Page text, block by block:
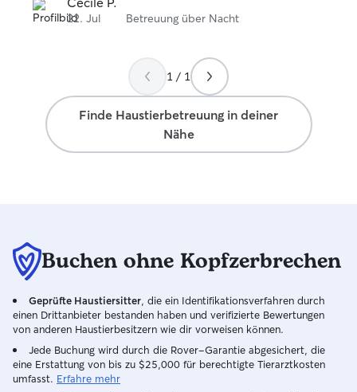
22. Jul Betreuung über Nacht
1 / 1
Finde Haustierbetreuung in deiner
Nähe
Buchen ohne Kopfzerbrechen
Geprüfte Haustiersitter , die ein Identifikationsverfahren durch
einen Drittanbieter bestanden haben und verifizierte Bewertungen
von anderen Haustierbesitzern wie dir vorweisen können.
Jede Buchung wird durch die Rover-Garantie abgesichert, die
eine Erstattung von bis zu $25,000 für berechtigte Tierarztkosten
umfasst. Erfahre mehr